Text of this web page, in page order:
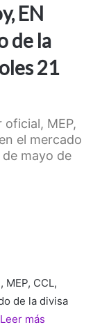
EN
de la
21
MEP,
el mercado
mayo de
CCL,
de la divisa
Leer más